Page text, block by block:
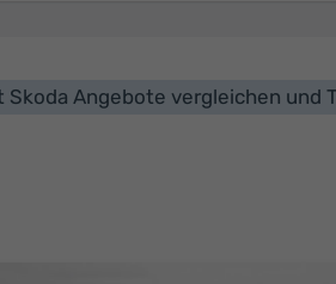
Angebote vergleichen und